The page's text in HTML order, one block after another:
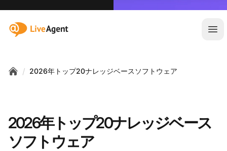
:site.title
メ
/ 2026年トップ20ナレッジベースソフトウェア
2026年トップ20ナレッジベース
ソフトウェア